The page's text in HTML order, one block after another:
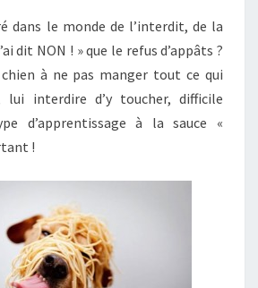
UN
MONDE
DE
CONVICTIONS
S’ÉCROULE…
dans le monde de l’interdit, de la
dit NON ! » que le refus d’appâts ?
à ne pas manger tout ce qui
interdire d’y toucher, difficile
d’apprentissage à la sauce «
!